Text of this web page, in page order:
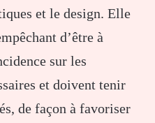
et le design. Elle
d’être à
sur les
et doivent tenir
de façon à favoriser